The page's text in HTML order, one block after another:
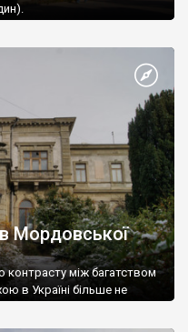
Мордовської
контрасту між багатством
в Україні більше не